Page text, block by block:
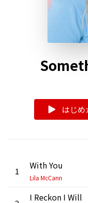
はじ
1 With You
Lila McCann
I Reckon I Will